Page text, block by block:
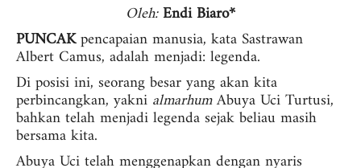
Oleh:Endi Biaro*
PUNCAKpencapaian manusia, kata Sastrawan
Albert Camus, adalah menjadi: legenda.
Di posisi ini, seorang besar yang akan kita
perbincangkan, yakni almarhumAbuya Uci Turtusi,
bahkan telah menjadi legenda sejak beliau masih
bersama kita.
Abuya Uci telah menggenapkan dengan nyaris